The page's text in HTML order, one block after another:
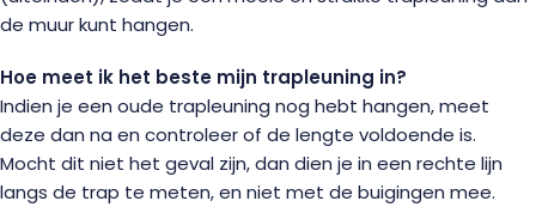
de muur kunt hangen.
Hoe meet ik het beste mijn trapleuning in?
Indien je een oude trapleuning nog hebt hangen, meet
deze dan na en controleer of de lengte voldoende is.
Mocht dit niet het geval zijn, dan dien je in een rechte lijn
langs de trap te meten, en niet met de buigingen mee.